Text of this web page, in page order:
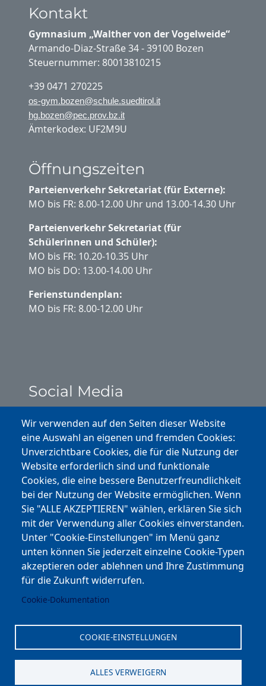
Wir verwenden auf den Seiten dieser Website
eine Auswahl an eigenen und fremden Cookies:
Unverzichtbare Cookies, die für die Nutzung der
Website erforderlich sind und funktionale
Cookies, die eine bessere Benutzerfreundlichkeit
bei der Nutzung der Website ermöglichen. Wenn
Sie "ALLE AKZEPTIEREN" wählen, erklären Sie sich
mit der Verwendung aller Cookies einverstanden.
Unter "Cookie-Einstellungen" im Menü ganz
unten können Sie jederzeit einzelne Cookie-Typen
akzeptieren oder ablehnen und Ihre Zustimmung
für die Zukunft widerrufen.
Cookie-Dokumentation
COOKIE-EINSTELLUNGEN
ALLES VERWEIGERN
Kontakt
Gymnasium „Walther von der Vogelweide“
Armando-Diaz-Straße 34 - 39100 Bozen
Steuernummer: 80013810215
+39 0471 270225
os-gym.bozen@schule.suedtirol.it
hg.bozen@pec.prov.bz.it
Ämterkodex: UF2M9U
Öffnungszeiten
Parteienverkehr Sekretariat (für Externe):
MO bis FR: 8.00-12.00 Uhr und 13.00-14.30 Uhr
Parteienverkehr Sekretariat (für
Schülerinnen und Schüler):
MO bis FR: 10.20-10.35 Uhr
MO bis DO: 13.00-14.00 Uhr
Ferienstundenplan:
MO bis FR: 8.00-12.00 Uhr
Social Media
Instagram
Facebook
Youtube
Andere Bereiche
transp. Verwaltung / Amm. Trasparente
Nationaler Plan für Aufbau und Resilienz
Cookie-Einstellungen
Kontakt
⎋ Autonome Provinz Bozen
⎋ Schulbibliothek
⎋ Sportnews von unserer Schule